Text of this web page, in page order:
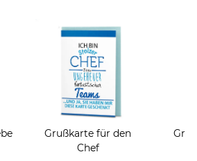
Grußkarte für den
Chef